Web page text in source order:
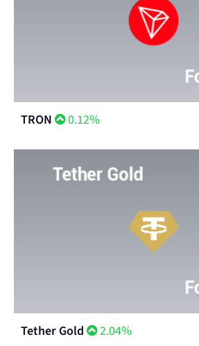
TRON 0.12%
Tether Gold 2.04%